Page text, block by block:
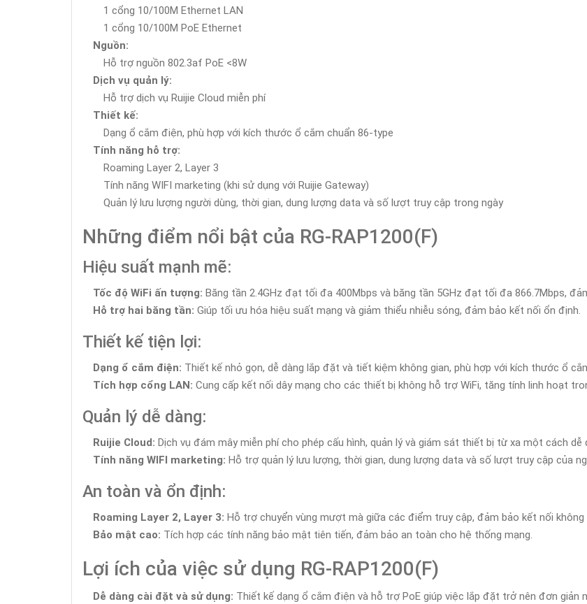
1 cổng 10/100M Ethernet LAN
1 cổng 10/100M PoE Ethernet
Nguồn:
Hỗ trợ nguồn 802.3af PoE <8W
Dịch vụ quản lý:
Hỗ trợ dịch vụ Ruijie Cloud miễn phí
Thiết kế:
Dạng ổ cắm điện, phù hợp với kích thước ổ cắm chuẩn 86-type
Tính năng hỗ trợ:
Roaming Layer 2, Layer 3
Tính năng WIFI marketing (khi sử dụng với Ruijie Gateway)
Quản lý lưu lượng người dùng, thời gian, dung lượng data và số lượt truy cập trong ngày
Những điểm nổi bật của RG-RAP1200(F)
Hiệu suất mạnh mẽ:
Tốc độ WiFi ấn tượng: Băng tần 2.4GHz đạt tối đa 400Mbps và băng tần 5GHz đạt tối đa 866.7Mbps,
Hỗ trợ hai băng tần: Giúp tối ưu hóa hiệu suất mạng và giảm thiểu nhiễu sóng, đảm bảo kết nối ổn định.
Thiết kế tiện lợi:
Dạng ổ cắm điện: Thiết kế nhỏ gọn, dễ dàng lắp đặt và tiết kiệm không gian, phù hợp với kích thước ổ
Tích hợp cổng LAN: Cung cấp kết nối dây mạng cho các thiết bị không hỗ trợ WiFi, tăng tính linh hoạt
Quản lý dễ dàng:
Ruijie Cloud: Dịch vụ đám mây miễn phí cho phép cấu hình, quản lý và giám sát thiết bị từ xa một cách dễ
Tính năng WIFI marketing: Hỗ trợ quản lý lưu lượng, thời gian, dung lượng data và số lượt truy cập của
An toàn và ổn định:
Roaming Layer 2, Layer 3: Hỗ trợ chuyển vùng mượt mà giữa các điểm truy cập, đảm bảo kết nối không
Bảo mật cao: Tích hợp các tính năng bảo mật tiên tiến, đảm bảo an toàn cho hệ thống mạng.
Lợi ích của việc sử dụng RG-RAP1200(F)
Dễ dàng cài đặt và sử dụng: Thiết kế dạng ổ cắm điện và hỗ trợ PoE giúp việc lắp đặt trở nên đơn giản